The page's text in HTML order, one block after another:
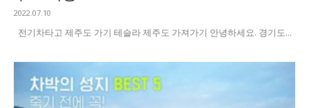
2022.07.10
전기차타고 제주도 가기 테슬라 제주도 가져가기 안녕하세요. 경기도...